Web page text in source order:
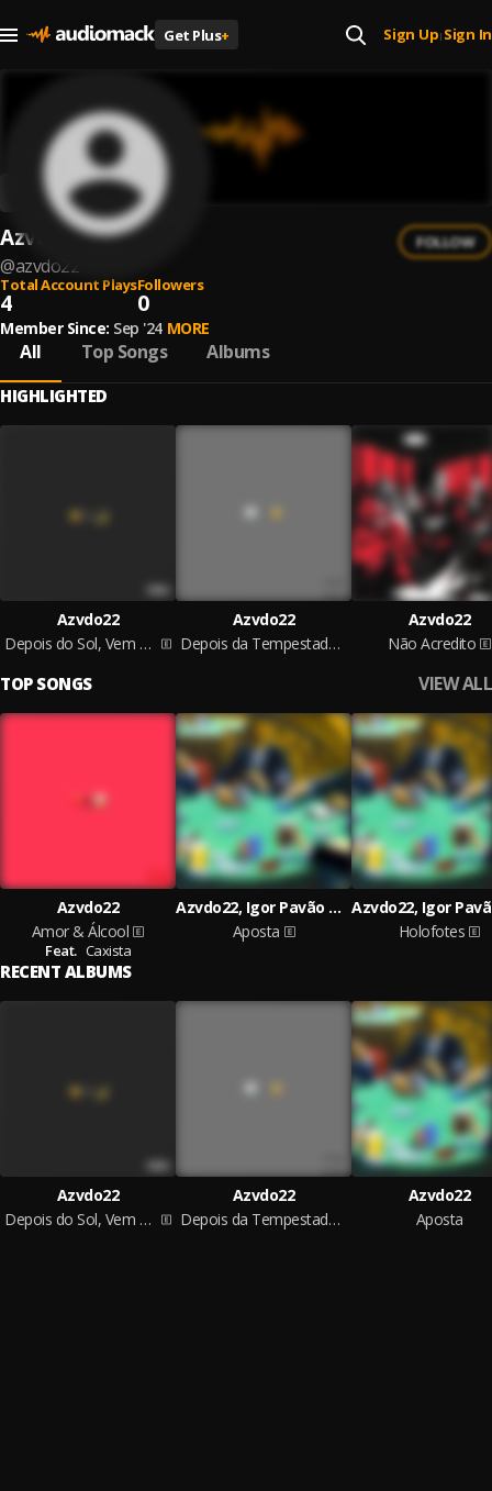
Get Plus+ Sign Up| Sign In
Azvdo22
@azvdo22
FOLLOW
Total Account Plays
4
Followers
0
Member Since: Sep '24 MORE
All Top Songs Albums
HIGHLIGHTED
Azvdo22
Depois do Sol, Vem a Lua
Azvdo22
Depois da Tempestade, Vem o Sol
Azvdo22
Não Acredito
TOP SONGS VIEW ALL
Azvdo22
Amor & Álcool
Feat. Caxista
Azvdo22, Igor Pavão Azevedo
Aposta
Holofotes
RECENT ALBUMS
Azvdo22
Depois do Sol, Vem a Lua
Azvdo22
Depois da Tempestade, Vem o Sol
Azvdo22
Aposta